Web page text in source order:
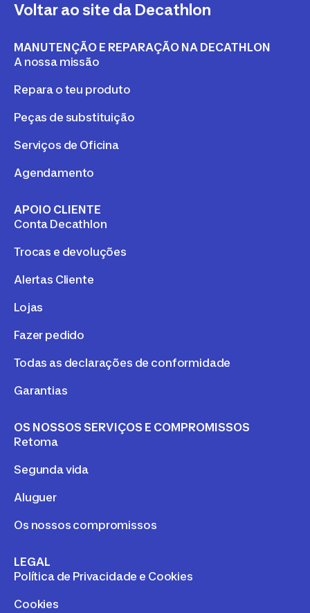
Voltar ao site da Decathlon
MANUTENÇÃO E REPARAÇÃO NA DECATHLON
A nossa missão
Repara o teu produto
Peças de substituição
Serviços de Oficina
Agendamento
APOIO CLIENTE
Conta Decathlon
Trocas e devoluções
Alertas Cliente
Lojas
Fazer pedido
Todas as declarações de conformidade
Garantias
OS NOSSOS SERVIÇOS E COMPROMISSOS
Retoma
Segunda vida
Aluguer
Os nossos compromissos
LEGAL
Política de Privacidade e Cookies
Cookies